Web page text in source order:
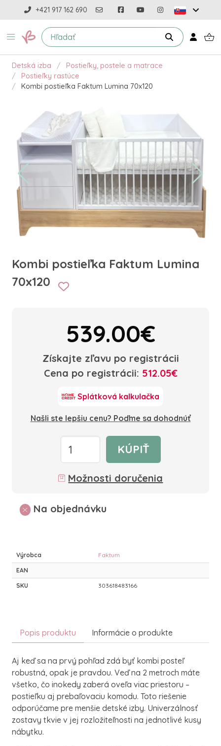
+421 917 162 690
Detská izba
Postieľky, postele a matrace
Postieľky rastúce
Kombi postieľka Faktum Lumina 70x120
Kombi postieľka Faktum Lumina
70x120
539.00€
Získajte zľavu po registrácii
Cena po registrácii: 512.05€
Splátková kalkulačka
Našli ste lepšiu cenu? Poďme sa dohodnúť
KÚPIŤ
Možnosti doručenia
Na objednávku
Výrobca Faktum
EAN
SKU 303618483166
Popis produktu Informácie o produkte
Aj keď sa na prvý pohľad zdá byť kombi posteľ
robustná, opak je pravdou. Veď na 2 metroch máte
všetko, čo inokedy zaberá oveľa viac priestoru –
postieľku aj prebaľovaciu komodu. Toto riešenie
odporúčame pre menšie detské izby. Univerzálnosť
zostavy tkvie v jej rozložiteľnosti na jednotlivé kusy
nábytku.